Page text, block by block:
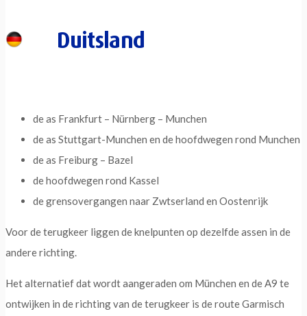
Duitsland
de as Frankfurt – Nürnberg – Munchen
de as Stuttgart-Munchen en de hoofdwegen rond Munchen
de as Freiburg – Bazel
de hoofdwegen rond Kassel
de grensovergangen naar Zwtserland en Oostenrijk
Voor de terugkeer liggen de knelpunten op dezelfde assen in de
andere richting.
Het alternatief dat wordt aangeraden om München en de A9 te
ontwijken in de richting van de terugkeer is de route Garmisch